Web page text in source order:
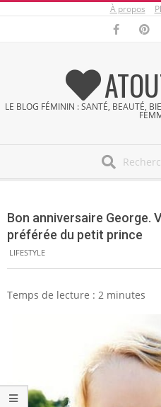
À propos
LE BLOG FÉMININ : SANTÉ, BEAUTÉ,
Menu
Bon anniversaire George.
préférée du petit prince
LIFESTYLE
Temps de lecture : 2 minutes